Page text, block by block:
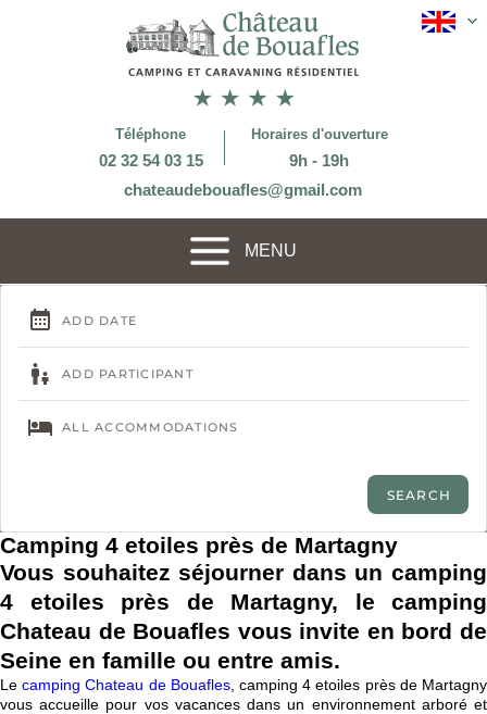
Téléphone
02 32 54 03 15
Horaires d'ouverture
9h - 19h
chateaudebouafles@gmail.com
MENU
Camping 4 etoiles près de Martagny
Vous souhaitez séjourner dans un camping
4 etoiles près de Martagny, le camping
Chateau de Bouafles vous invite en bord de
Seine en famille ou entre amis.
Lecamping Chateau de Bouafles, camping 4 etoiles près de Martagny
vous accueille pour vos vacances dans un environnement arboré et